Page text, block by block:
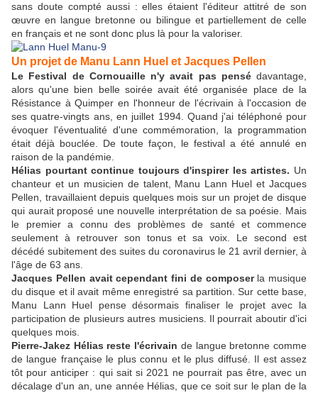
sans doute compté aussi : elles étaient l'éditeur attitré de son
œuvre en langue bretonne ou bilingue et partiellement de celle
en français et ne sont donc plus là pour la valoriser.
Un projet de Manu Lann Huel et Jacques Pellen
Le Festival de Cornouaille n'y avait pas pensédavantage,
alors qu'une bien belle soirée avait été organisée place de la
Résistance à Quimper en l'honneur de l'écrivain à l'occasion de
ses quatre-vingts ans, en juillet 1994. Quand j'ai téléphoné pour
évoquer l'éventualité d'une commémoration, la programmation
était déjà bouclée. De toute façon, le festival a été annulé en
raison de la pandémie.
Hélias pourtant continue toujours d'inspirer les artistes. Un
chanteur et un musicien de talent, Manu Lann Huel et Jacques
Pellen, travaillaient depuis quelques mois sur un projet de disque
qui aurait proposé une nouvelle interprétation de sa poésie. Mais
le premier a connu des problèmes de santé et commence
seulement à retrouver son tonus et sa voix. Le second est
décédé subitement des suites du coronavirus le 21 avril dernier, à
l'âge de 63 ans.
Jacques Pellen avait cependant fini de composerla musique
du disque et il avait même enregistré sa partition. Sur cette base,
Manu Lann Huel pense désormais finaliser le projet avec la
participation de plusieurs autres musiciens. Il pourrait aboutir d'ici
quelques mois.
Pierre-Jakez Hélias reste l'écrivain de langue bretonne comme
de langue française le plus connu et le plus diffusé. Il est assez
tôt pour anticiper : qui sait si 2021 ne pourrait pas être, avec un
décalage d'un an, une année Hélias, que ce soit sur le plan de la